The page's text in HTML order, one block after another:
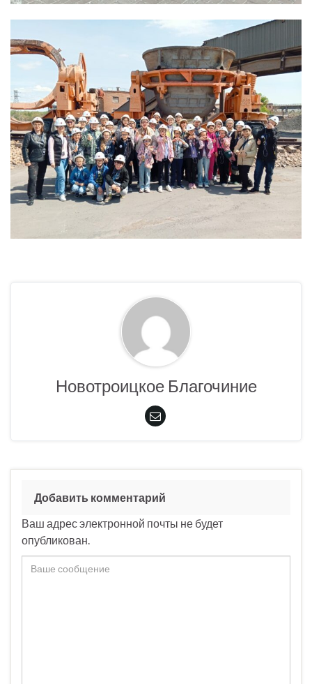
Новотроицкое Благочиние
Добавить комментарий
Ваш адрес электронной почты не будет
опубликован.